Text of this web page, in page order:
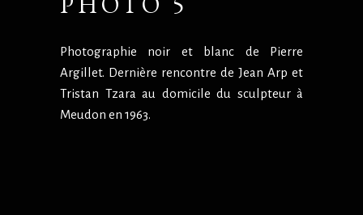
Photographie noir et blanc de Pierre
Argillet. Dernière rencontre de Jean Arp et
Tristan Tzara au domicile du sculpteur à
Meudon en 1963.